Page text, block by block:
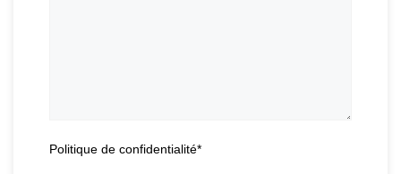
Politique de confidentialité*